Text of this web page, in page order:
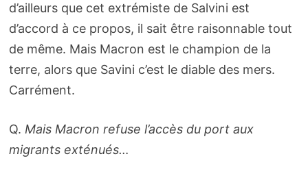
d’ailleurs que cet extrémiste de Salvini est
d’accord à ce propos, il sait être raisonnable tout
de même. Mais Macron est le champion de la
terre, alors que Savini c’est le diable des mers.
Carrément.
Q. Mais Macron refuse l’accès du port aux
migrants exténués…